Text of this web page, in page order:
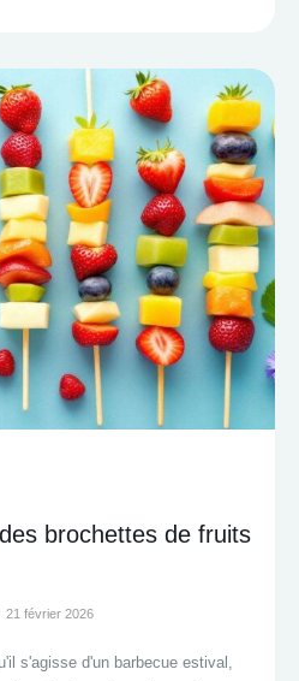
brochettes de fruits
21 février 2026
s'agisse d'un barbecue estival,